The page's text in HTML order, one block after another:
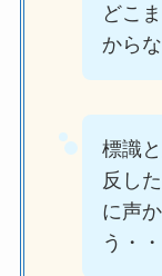
どこ
から
標識
反し
に声
う・・